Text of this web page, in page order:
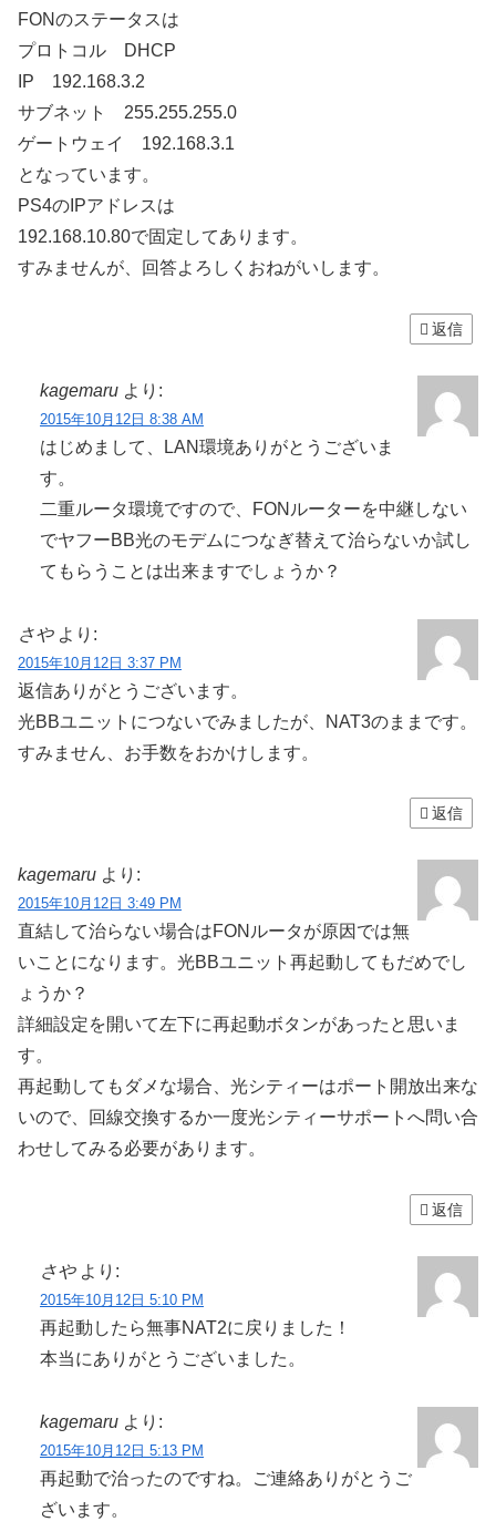
FONのステータスは
プロトコル DHCP
IP 192.168.3.2
サブネット 255.255.255.0
ゲートウェイ 192.168.3.1
となっています。
PS4のIPアドレスは
192.168.10.80で固定してあります。
すみませんが、回答よろしくおねがいします。
返信
kagemaru より:
2015年10月12日 8:38 AM
はじめまして、LAN環境ありがとうございま
す。
二重ルータ環境ですので、FONルーターを中継しない
でヤフーBB光のモデムにつなぎ替えて治らないか試し
てもらうことは出来ますでしょうか？
さや より:
2015年10月12日 3:37 PM
返信ありがとうございます。
光BBユニットにつないでみましたが、NAT3のままです。
すみません、お手数をおかけします。
返信
kagemaru より:
2015年10月12日 3:49 PM
直結して治らない場合はFONルータが原因では無
いことになります。光BBユニット再起動してもだめでし
ょうか？
詳細設定を開いて左下に再起動ボタンがあったと思いま
す。
再起動してもダメな場合、光シティーはポート開放出来な
いので、回線交換するか一度光シティーサポートへ問い合
わせしてみる必要があります。
返信
さや より:
2015年10月12日 5:10 PM
再起動したら無事NAT2に戻りました！
本当にありがとうございました。
kagemaru より:
2015年10月12日 5:13 PM
再起動で治ったのですね。ご連絡ありがとうご
ざいます。